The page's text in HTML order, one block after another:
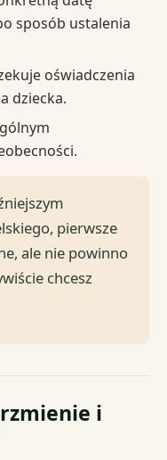
sposób ustalenia
oświadczenia
dziecka.
pierwsze
ale nie powinno
chcesz
i